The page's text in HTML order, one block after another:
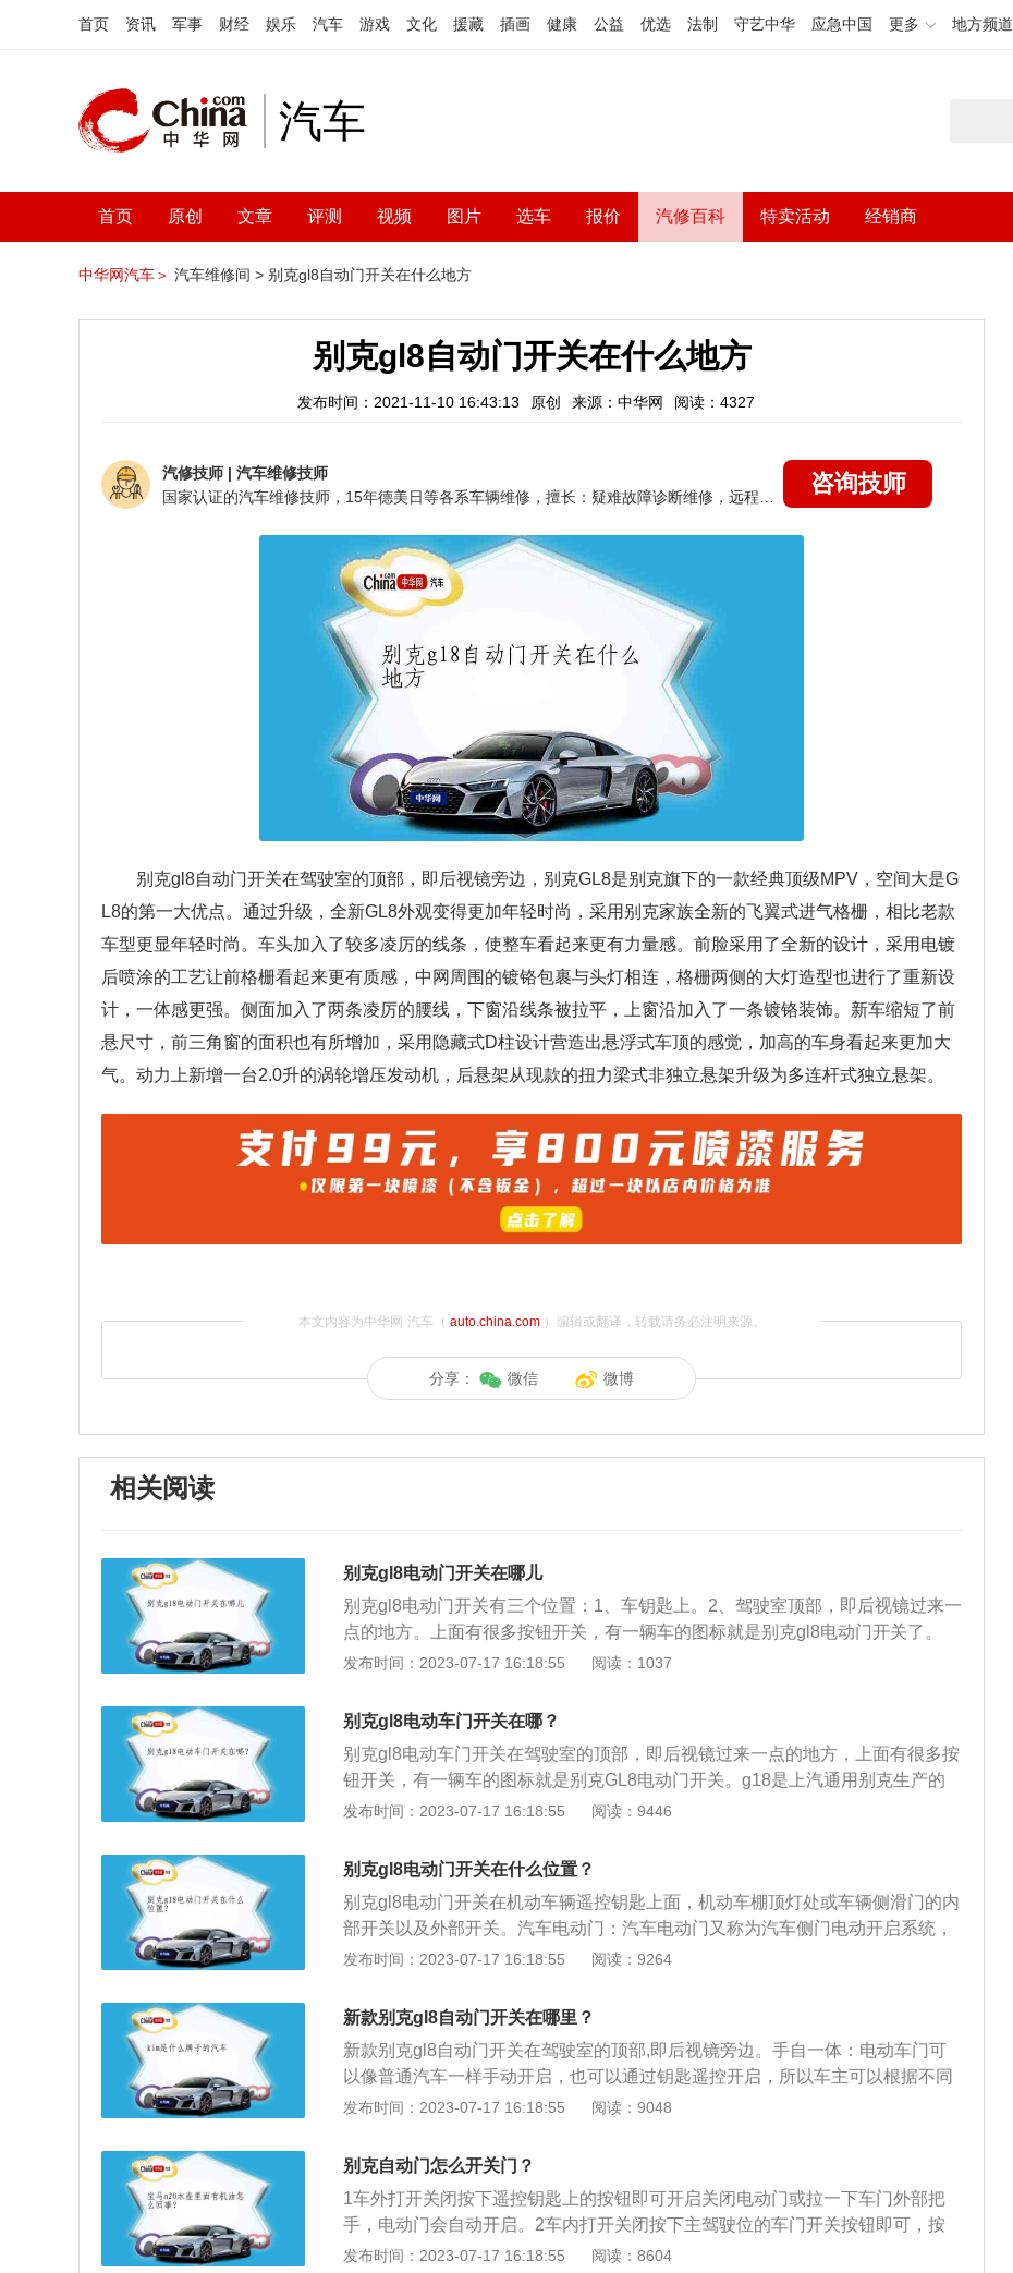
首页 资讯 军事 财经 娱乐 汽车 游戏 文化 援藏 插画 健康 公益 优选 法制 守艺中华 应急中国 更多 地方频道
汽车
首页 原创 文章 评测 视频 图片 选车 报价 汽修百科 特卖活动 经销商
中华网汽车＞ 汽车维修间 > 别克gl8自动门开关在什么地方
别克gl8自动门开关在什么地方
发布时间：2021-11-10 16:43:13 原创 来源：中华网 阅读：4327
汽修技师 | 汽车维修技师
咨询技师
别克gl8自动门开关在驾驶室的顶部，即后视镜旁边，别克GL8是别克旗下的一款经典顶级MPV，空间大是G
L8的第一大优点。通过升级，全新GL8外观变得更加年轻时尚，采用别克家族全新的飞翼式进气格栅，相比老款
车型更显年轻时尚。车头加入了较多凌厉的线条，使整车看起来更有力量感。前脸采用了全新的设计，采用电镀
后喷涂的工艺让前格栅看起来更有质感，中网周围的镀铬包裹与头灯相连，格栅两侧的大灯造型也进行了重新设
计，一体感更强。侧面加入了两条凌厉的腰线，下窗沿线条被拉平，上窗沿加入了一条镀铬装饰。新车缩短了前
悬尺寸，前三角窗的面积也有所增加，采用隐藏式D柱设计营造出悬浮式车顶的感觉，加高的车身看起来更加大
气。动力上新增一台2.0升的涡轮增压发动机，后悬架从现款的扭力梁式非独立悬架升级为多连杆式独立悬架。
本文内容为中华网·汽车（ auto.china.com）编辑或翻译，转载请务必注明来源。
分享： 微信 微博
相关阅读
别克gl8电动门开关在哪儿
别克gl8电动门开关有三个位置：1、车钥匙上。2、驾驶室顶部，即后视镜过来一
点的地方。上面有很多按钮开关，有一辆车的图标就是别克gl8电动门开关了。
3、在车内天窗附近有一处开关。全新一代别克GL8采用了全新的家族设计元素，
增压发动机，后悬架也变为多连杆独立悬挂。别克GL8是别克旗下的一款经典顶
级MPV，该车搭载的是2.0TSIDI直喷涡轮增压发动机，最大马力191匹，最高时
速205km/h。全系满足国六排放标准。车身尺寸方面，该车的长宽高分别为5238
mm、1878mm、1800mm，轴距是3088mm。
发布时间：2023-07-17 16:18:55 阅读：1037
别克gl8电动车门开关在哪？
别克gl8电动车门开关在驾驶室的顶部，即后视镜过来一点的地方，上面有很多按
钮开关，有一辆车的图标就是别克GL8电动门开关。g18是上汽通用别克生产的
一款mpv车型，这款车的尺寸为长5256mm、宽1878mm、高1776mm。别克g18
为200ps，最大功率为147kw，最大扭矩为253nm；2.0升涡轮增压发动机的最大
马力为260ps，最大功率为191kw，最大扭矩为350nm。
发布时间：2023-07-17 16:18:55 阅读：9446
别克gl8电动门开关在什么位置？
别克gl8电动门开关在机动车辆遥控钥匙上面，机动车棚顶灯处或车辆侧滑门的内
部开关以及外部开关。汽车电动门：汽车电动门又称为汽车侧门电动开启系统，
一般简称为智动门，是通过安装在汽车车门上的开门执行器、电吸门锁、雷达、
开关门操作，是汽车配置功能之一。别克GL8基本参数：全新一代别克GL8车身
尺寸为5219mm×1878mm×1799mm，轴距3088mm。
发布时间：2023-07-17 16:18:55 阅读：9264
新款别克gl8自动门开关在哪里？
新款别克gl8自动门开关在驾驶室的顶部,即后视镜旁边。手自一体：电动车门可
以像普通汽车一样手动开启，也可以通过钥匙遥控开启，所以车主可以根据不同
的情景进行选择。记忆功能：车主可以根据开门习惯，来设定电动门的开启或关
附近有物体，车门便会停止关闭，避免夹伤乘员或者损坏物品。
发布时间：2023-07-17 16:18:55 阅读：9048
别克自动门怎么开关门？
1车外打开关闭按下遥控钥匙上的按钮即可开启关闭电动门或拉一下车门外部把
手，电动门会自动开启。2车内打开关闭按下主驾驶位的车门开关按钮即可，按
下天窗附近开关可以控制电动门开启，按下副驾b柱上的按钮即可开启。
发布时间：2023-07-17 16:18:55 阅读：8604